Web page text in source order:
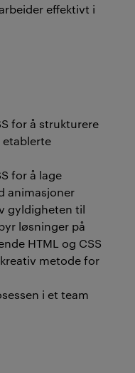
effektivt i
for å strukturere
for å lage
animasjoner
gyldigheten til
løsninger på
HTML og CSS
metode for
i et team